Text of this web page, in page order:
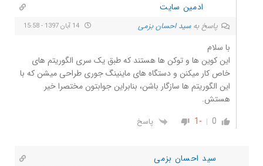
ادمین سایت
پاسخ بهسید احسان بزمی
با سلام
این کوین ها و توکن ها هستند که طبق یک سری الگوریتم های
خاص کار میکنن و دستگاه های ماینینگ جوری طراحی میشن که با
این الگوریتم ها سازگار باشن، بنابراین جوابتون مختصرا خیر
هستش.
0
-1 پاسخ
سید احسان بزمی